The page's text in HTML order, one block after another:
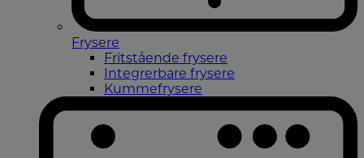
Frysere
Fritstående frysere
Integrerbare frysere
Kummefrysere